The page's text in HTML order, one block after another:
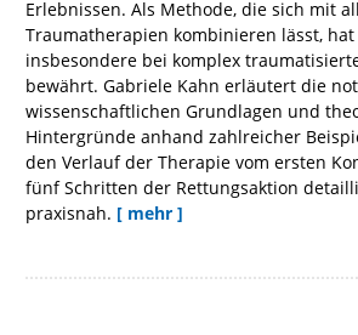
Erlebnissen. Als Methode, die sich mit
Traumatherapien kombinieren lässt, hat
insbesondere bei komplex
bewährt. Gabriele Kahn erläutert die
wissenschaftlichen Grundlagen und
Hintergründe anhand zahlreicher
den Verlauf der Therapie vom ersten
fünf Schritten der Rettungsaktion
praxisnah. [ mehr ]